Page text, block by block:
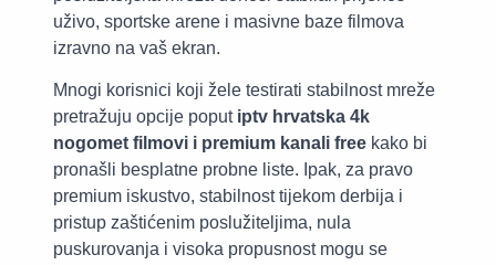
uživo, sportske arene i masivne baze filmova
izravno na vaš ekran.
Mnogi korisnici koji žele testirati stabilnost mreže
pretražuju opcije poput iptv hrvatska 4k
nogomet filmovi i premium kanali free kako bi
pronašli besplatne probne liste. Ipak, za pravo
premium iskustvo, stabilnost tijekom derbija i
pristup zaštićenim poslužiteljima, nula
puskurovanja i visoka propusnost mogu se